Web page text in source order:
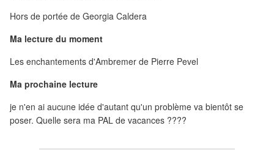
Hors de portée de Georgia Caldera
Ma lecture du moment
Les enchantements d'Ambremer de Pierre Pevel
Ma prochaine lecture
je n'en ai aucune idée d'autant qu'un problème va bientôt se
poser. Quelle sera ma PAL de vacances ????